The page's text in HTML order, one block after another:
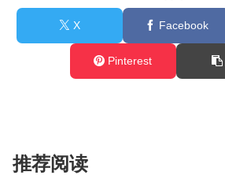
X Facebook
Pinterest
推荐阅读